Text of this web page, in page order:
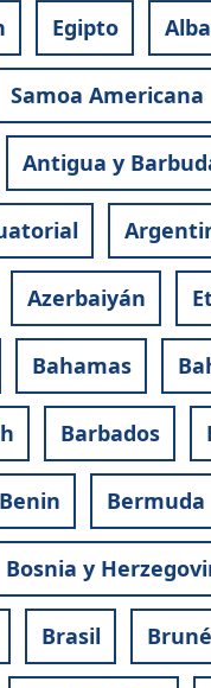
Egipto
Samoa Americana
Antigua y
Azerbaiyán
Bahamas
Barbados
Benin Bermuda
Bosnia y
Brasil